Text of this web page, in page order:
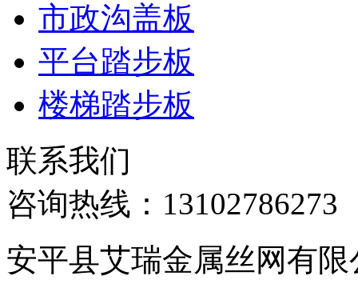
市政沟盖板
平台踏步板
楼梯踏步板
联系我们
咨询热线： 13102786273
安平县艾瑞金属丝网有限